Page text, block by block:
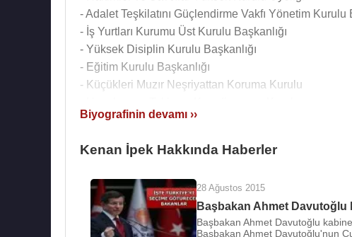
- Adalet Teşkilatını Güçlendirme Vakfı Yönetim Kurulu
- İş Yurtları Kurumu Üst Kurulu Başkanlığı
- Yüksek Disiplin Kurulu Başkanlığı
- Eğitim Kurulu Başkanlığı
- Küçükleri Muzır Neşriyattan Koruma Kurulu
- İnsan Hakları Üst Kurulu
- Yüksek İdari Kurulu
- Terörle Mücadele Üst Kurulu
- Başbakanlık Kriz Yönetim Kurulu
- Yeniden Yapılanma Kurulu Başkanlığı
Biyografinin devamı ››
Kenan İpek Hakkında Haberler
28 Ağustos 2015
Başbakan Ahmet Davutoğlu
Başbakan Ahmet Davutoğlu
Başbakan Ahmet Davutoğlu'nun